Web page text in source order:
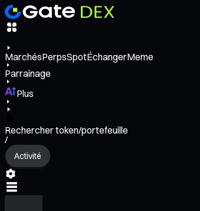
MarchésPerpsSpotÉchangerMeme
Parrainage
Plus
Rechercher token/portefeuille
/
Activité